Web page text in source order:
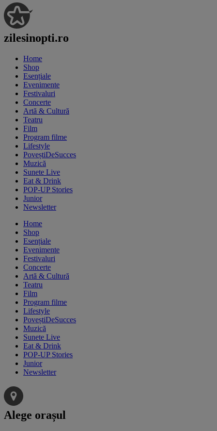
zilesinopti.ro
Home
Shop
Esențiale
Evenimente
Festivaluri
Concerte
Artă & Cultură
Teatru
Film
Program filme
Lifestyle
PoveștiDeSucces
Muzică
Sunete Live
Eat & Drink
POP-UP Stories
Junior
Newsletter
Home
Shop
Esențiale
Evenimente
Festivaluri
Concerte
Artă & Cultură
Teatru
Film
Program filme
Lifestyle
PoveștiDeSucces
Muzică
Sunete Live
Eat & Drink
POP-UP Stories
Junior
Newsletter
Alege orașul